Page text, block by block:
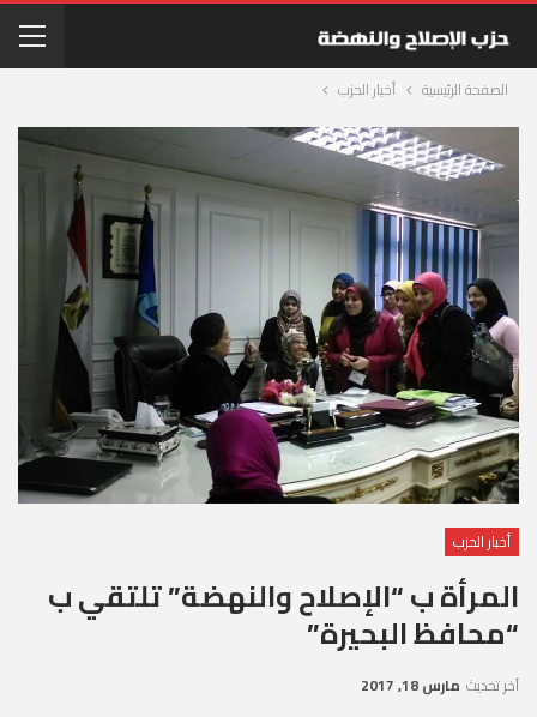
الصفحة الرئيسية أخبار الحزب
أخبار الحزب
المرأة ب “الإصلاح والنهضة” تلتقي ب
“محافظ البحيرة”
آخر تحديث مارس 18, 2017